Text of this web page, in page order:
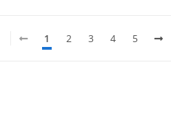
1 2 3 4 5